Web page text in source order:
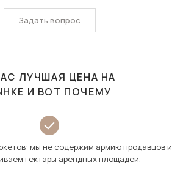
Задать вопрос
ЛУЧШАЯ ЦЕНА НА
И ВОТ ПОЧЕМУ
мы не содержим армию продавцов и
гектары арендных площадей.